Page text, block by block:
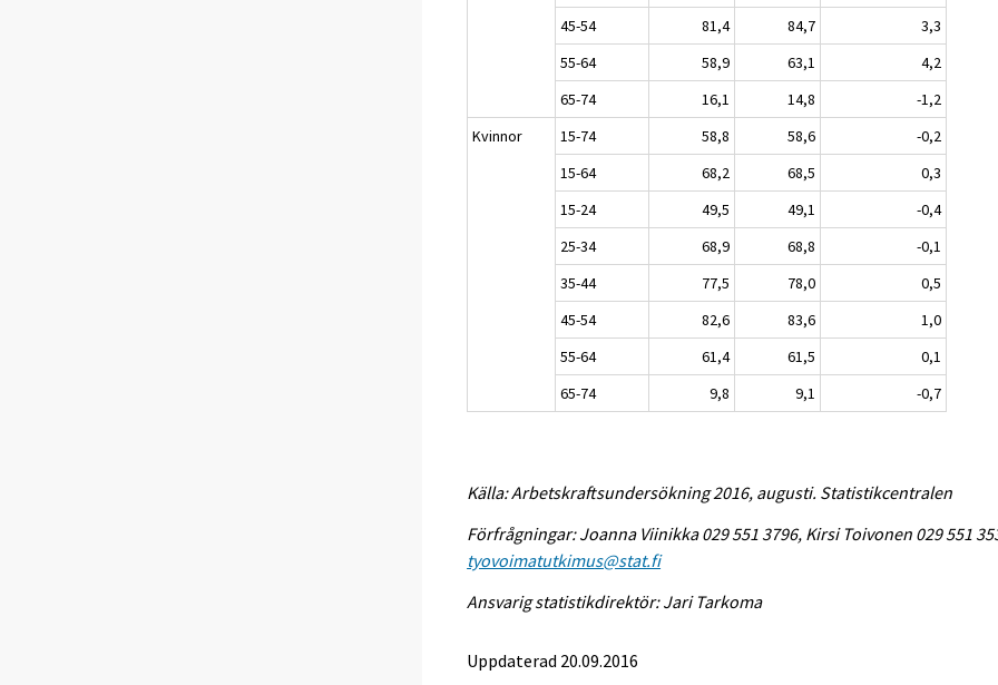
45-54
81,4 84,7
3,3
55-64
58,9 63,1
4,2
65-74
16,1 14,8
-1,2
Kvinnor
15-74 58,8 58,6
-0,2
15-64
68,2 68,5
0,3
15-24
49,5 49,1
-0,4
25-34
68,9 68,8
-0,1
35-44
77,5 78,0
0,5
45-54
82,6 83,6
1,0
55-64
61,4 61,5
0,1
65-74
9,8 9,1 -0,7
Källa: Arbetskraftsundersökning 2016, augusti. Statistikcentralen
Förfrågningar: Joanna Viinikka 029 551 3796, Kirsi Toivonen 029 551
tyovoimatutkimus@stat.fi
Ansvarig statistikdirektör: Jari Tarkoma
Uppdaterad 20.09.2016